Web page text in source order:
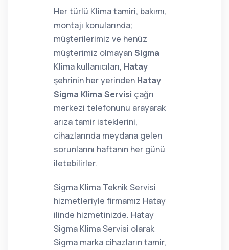
Her türlü Klima tamiri, bakımı,
montajı konularında;
müşterilerimiz ve henüz
müşterimiz olmayanSigma
Klima kullanıcıları, Hatay
şehrinin her yerinden Hatay
Sigma Klima Servisi çağrı
merkezi telefonunu arayarak
arıza tamir isteklerini,
cihazlarında meydana gelen
sorunlarını haftanın her günü
iletebilirler.
Sigma Klima Teknik Servisi
hizmetleriyle firmamız Hatay
ilinde hizmetinizde. Hatay
Sigma Klima Servisi olarak
Sigma marka cihazların tamir,